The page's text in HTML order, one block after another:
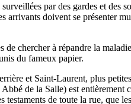
par des gardes et
arrivants doivent se présenter
chercher à répandre la
du fameux papier.
et Saint-Laurent, plus
de la Salle) est
testaments de toute la rue,